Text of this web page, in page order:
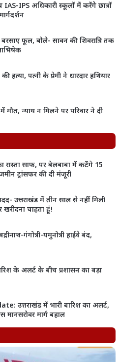
IPS अधिकारी स्कूलों में करेंगे छात्रों
फूल, बोले- सावन की शिवरात्रि तक
पत्नी के प्रेमी ने धारदार हथियार
न्याय न मिलने पर परिवार ने दी
रास्ता साफ, पर बेलबाबा में कटेंगे 15
ट्रांसफर की दी मंजूरी
उत्तराखंड में तीन साल से नहीं मिली
चाहता हूं!
गंगोत्री-यमुनोत्री हाईवे बंद,
के अलर्ट के बीच प्रशासन का बड़ा
उत्तराखंड में भारी बारिश का अलर्ट,
मार्ग बहाल